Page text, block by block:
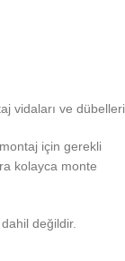
vidaları ve dübelleri
için gerekli
kolayca monte
değildir.